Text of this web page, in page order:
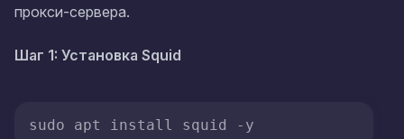
прокси-сервера.
Шаг 1: Установка Squid
sudo apt install squid -y